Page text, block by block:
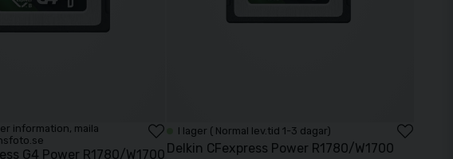
information, maila
G4 Power R1780/W1700
I lager ( Normal lev.tid 1-3 dagar)
Delkin CFexpress Power R1780/W1700